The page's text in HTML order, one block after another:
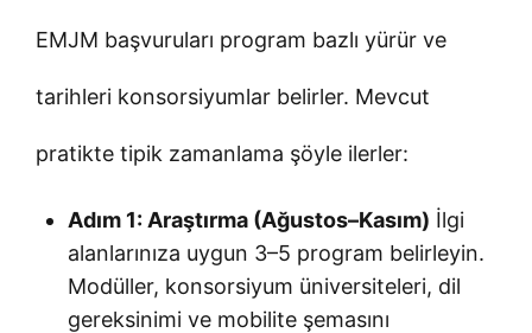
EMJM başvuruları program bazlı yürür ve
tarihleri konsorsiyumlar belirler. Mevcut
pratikte tipik zamanlama şöyle ilerler:
Adım 1: Araştırma (Ağustos–Kasım) İlgi
alanlarınıza uygun 3–5 program belirleyin.
Modüller, konsorsiyum üniversiteleri, dil
gereksinimi ve mobilite şemasını